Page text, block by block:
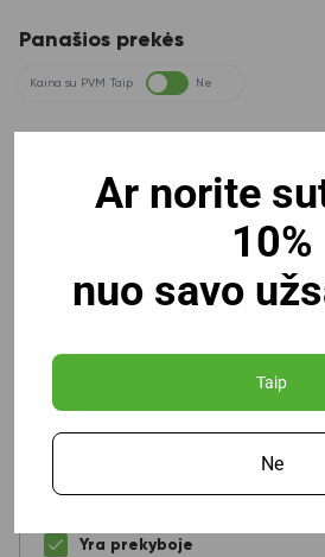
Panašios prekės
Kaina su PVM Taip Ne
Dėklas su guma Esselte Vivida
Yra prekyboje
Ar norite
10%
nuo savo
Taip
Ne